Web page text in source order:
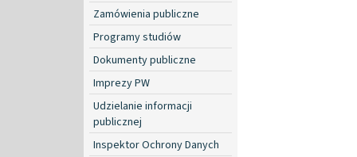
Zamówienia publiczne
Programy studiów
Dokumenty publiczne
Imprezy PW
Udzielanie informacji
publicznej
Inspektor Ochrony Danych